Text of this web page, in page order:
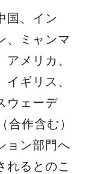
国、イン
、ミャンマ
メリカ、
ギリス、
ウェーデ
合作含む）
ョン部⾨へ
れるとのこ